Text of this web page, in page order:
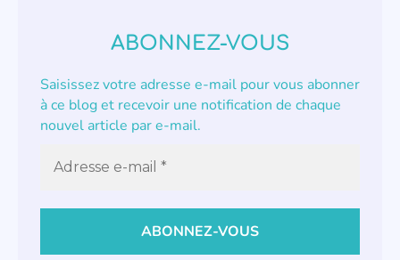
ABONNEZ-VOUS
Saisissez votre adresse e-mail pour vous abonner
à ce blog et recevoir une notification de chaque
nouvel article par e-mail.